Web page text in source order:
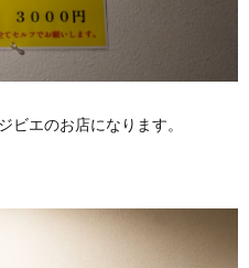
ビエのお店になります。